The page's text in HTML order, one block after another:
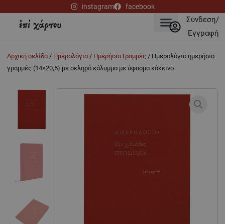
περιεχόμενο
instagram facebook
Σύνδεση/
Εγγραφή
Αρχική σελίδα / Ημερολόγια / Ημερήσιο Γραμμές / Ημερολόγιο ημερήσιο
γραμμές (14×20,5) με σκληρό κάλυμμα με ύφασμα κόκκινο